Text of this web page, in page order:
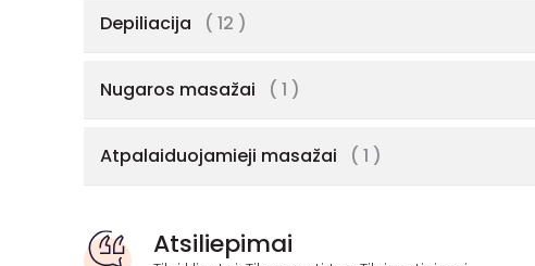
Depiliacija ( 12 )
Nugaros masažai ( 1 )
Atpalaiduojamieji masažai ( 1 )
Atsiliepimai